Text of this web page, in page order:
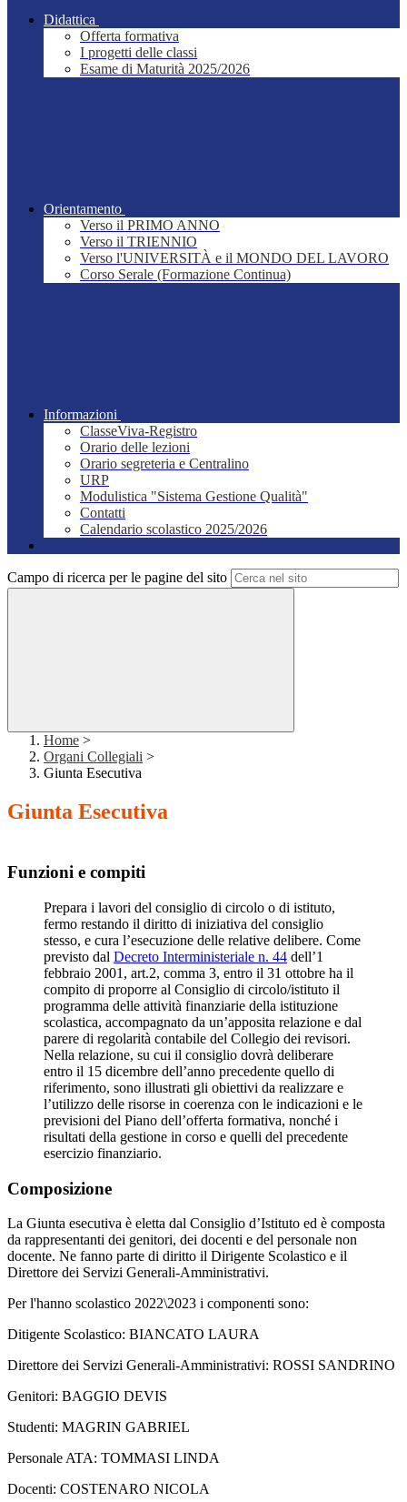
Didattica
Offerta formativa
I progetti delle classi
Esame di Maturità 2025/2026
Orientamento
Verso il PRIMO ANNO
Verso il TRIENNIO
Verso l'UNIVERSITÀ e il MONDO DEL LAVORO
Corso Serale (Formazione Continua)
Informazioni
ClasseViva-Registro
Orario delle lezioni
Orario segreteria e Centralino
URP
Modulistica "Sistema Gestione Qualità"
Contatti
Calendario scolastico 2025/2026
Campo di ricerca per le pagine del sito
Home >
Organi Collegiali >
Giunta Esecutiva
Giunta Esecutiva
Funzioni e compiti
Prepara i lavori del consiglio di circolo o di istituto,
fermo restando il diritto di iniziativa del consiglio
stesso, e cura l’esecuzione delle relative delibere. Come
previsto dal Decreto Interministeriale n. 44 dell’1
febbraio 2001, art.2, comma 3, entro il 31 ottobre ha il
compito di proporre al Consiglio di circolo/istituto il
programma delle attività finanziarie della istituzione
scolastica, accompagnato da un’apposita relazione e dal
parere di regolarità contabile del Collegio dei revisori.
Nella relazione, su cui il consiglio dovrà deliberare
entro il 15 dicembre dell’anno precedente quello di
riferimento, sono illustrati gli obiettivi da realizzare e
l’utilizzo delle risorse in coerenza con le indicazioni e le
previsioni del Piano dell’offerta formativa, nonché i
risultati della gestione in corso e quelli del precedente
esercizio finanziario.
Composizione
La Giunta esecutiva è eletta dal Consiglio d’Istituto ed è composta
da rappresentanti dei genitori, dei docenti e del personale non
docente. Ne fanno parte di diritto il Dirigente Scolastico e il
Direttore dei Servizi Generali-Amministrativi.
Per l'hanno scolastico 2022\2023 i componenti sono:
Ditigente Scolastico: BIANCATO LAURA
Direttore dei Servizi Generali-Amministrativi: ROSSI SANDRINO
Genitori: BAGGIO DEVIS
Studenti: MAGRIN GABRIEL
Personale ATA: TOMMASI LINDA
Docenti: COSTENARO NICOLA